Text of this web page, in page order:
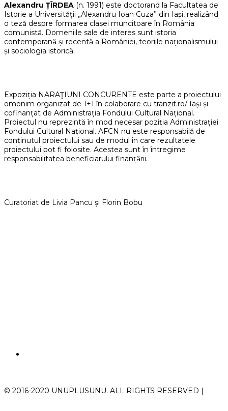
Alexandru ȚÎRDEA (n. 1991) este doctorand la Facultatea de
Istorie a Universității „Alexandru Ioan Cuza” din Iași, realizând
o teză despre formarea clasei muncitoare în România
comunistă. Domeniile sale de interes sunt istoria
contemporană și recentă a României, teoriile naționalismului
și sociologia istorică.
Expoziția NARAŢIUNI CONCURENTE este parte a proiectului
omonim organizat de 1+1 în colaborare cu tranzit.ro/ Iași și
cofinanțat de Administrația Fondului Cultural Național.
Proiectul nu reprezintă în mod necesar poziția Administrației
Fondului Cultural Național. AFCN nu este responsabilă de
conținutul proiectului sau de modul în care rezultatele
proiectului pot fi folosite. Acestea sunt în întregime
responsabilitatea beneficiarului finanțării.
Curatoriat de Livia Pancu și Florin Bobu
© 2016-2020 UNUPLUSUNU. ALL RIGHTS RESERVED |